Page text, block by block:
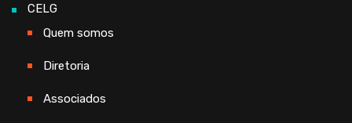
CELG
Quem somos
Diretoria
Associados